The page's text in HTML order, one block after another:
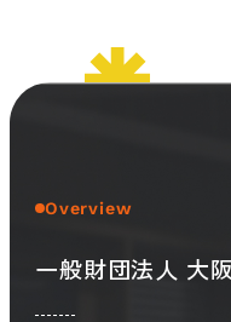
Overview
一般財団法人 大